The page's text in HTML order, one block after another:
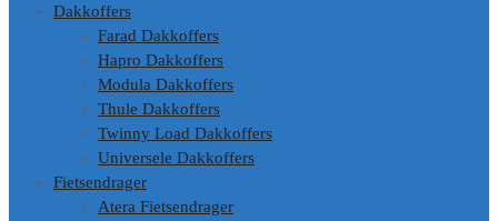
Dakkoffers
Farad Dakkoffers
Hapro Dakkoffers
Modula Dakkoffers
Thule Dakkoffers
Twinny Load Dakkoffers
Universele Dakkoffers
Fietsendrager
Atera Fietsendrager